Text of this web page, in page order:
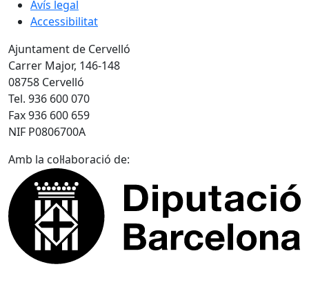
Avís legal
Accessibilitat
Ajuntament de Cervelló
Carrer Major, 146-148
08758 Cervelló
Tel. 936 600 070
Fax 936 600 659
NIF P0806700A
Amb la col·laboració de: